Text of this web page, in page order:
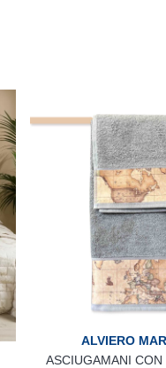
ALVIERO
ASCIUGAMANI CON